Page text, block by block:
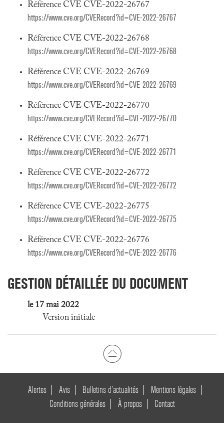
Référence CVE CVE-2022-26767
https://www.cve.org/CVERecord?id=CVE-2022-26767
Référence CVE CVE-2022-26768
https://www.cve.org/CVERecord?id=CVE-2022-26768
Référence CVE CVE-2022-26769
https://www.cve.org/CVERecord?id=CVE-2022-26769
Référence CVE CVE-2022-26770
https://www.cve.org/CVERecord?id=CVE-2022-26770
Référence CVE CVE-2022-26771
https://www.cve.org/CVERecord?id=CVE-2022-26771
Référence CVE CVE-2022-26772
https://www.cve.org/CVERecord?id=CVE-2022-26772
Référence CVE CVE-2022-26775
https://www.cve.org/CVERecord?id=CVE-2022-26775
Référence CVE CVE-2022-26776
https://www.cve.org/CVERecord?id=CVE-2022-26776
GESTION DÉTAILLÉE DU DOCUMENT
le 17 mai 2022
Version initiale
Alertes Avis Bulletins d’actualités
Mentions légales
Conditions générales
À propos Contact